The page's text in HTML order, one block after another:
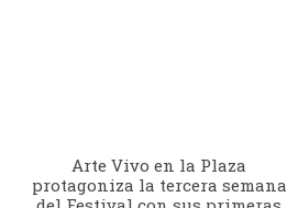
Arte Vivo en la Plaza
protagoniza la tercera semana